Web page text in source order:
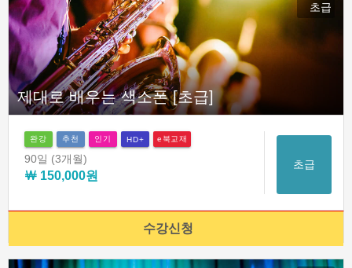
초급
제대로 배우는 색소폰 [초급]
완강 추천 인기 HD+ e북교재
90일 (3개월)
￦ 150,000원
초급
수강신청